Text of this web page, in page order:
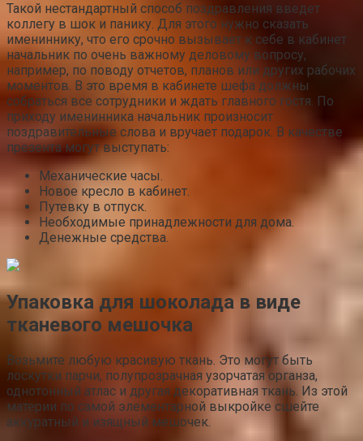
Такой нестандартный способ поздравления введет
коллегу в шок и панику. Для этого нужно сказать
имениннику, что его срочно вызывает к себе в кабинет
начальник по очень важному деловому вопросу,
например, по поводу отчетов, планов или других рабочих
моментов. В это время в кабинете шефа должны
собраться все сотрудники и ждать главного гостя. По
приходу именинника начальник произносит
поздравительные слова и вручает подарок. В качестве
презента могут выступать:
Механические часы.
Новое кресло в кабинет.
Путевку в отпуск.
Необходимые принадлежности для дома.
Денежные средства.
Упаковка для шоколада в виде
тканевого мешочка
Возьмите любую красивую ткань. Это могут быть
лоскутки парчи, полупрозрачная узорчатая органза,
однотонный атлас и другая декоративная ткань. Из этой
материи по самой элементарной выкройке сшейте
аккуратный и изящный мешочек.